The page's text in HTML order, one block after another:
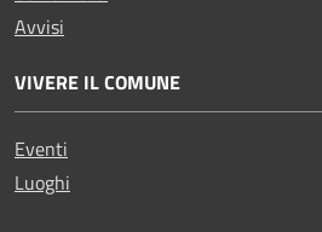
Avvisi
VIVERE IL COMUNE
Eventi
Luoghi